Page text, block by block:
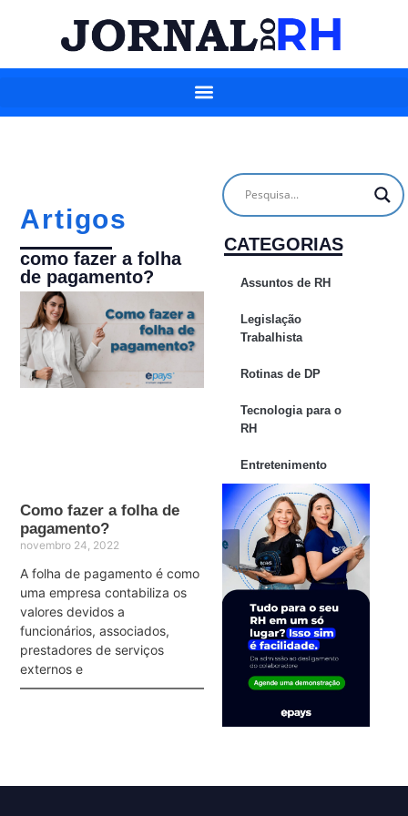
Artigos
como fazer a folha
de pagamento?
Como fazer a folha de
pagamento?
novembro 24, 2022
A folha de pagamento é como
uma empresa contabiliza os
valores devidos a
funcionários, associados,
prestadores de serviços
externos e
CATEGORIAS
Assuntos de RH
Legislação
Trabalhista
Rotinas de DP
Tecnologia para o
RH
Entretenimento